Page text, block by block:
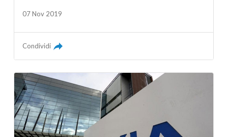
07 Nov 2019
Condividi